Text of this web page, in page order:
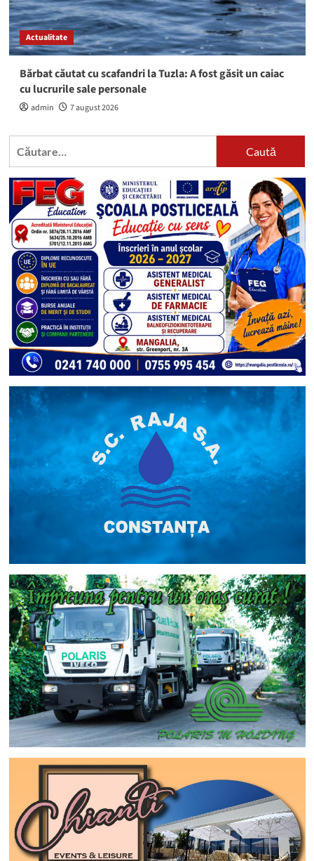
Actualitate
Bărbat căutat cu scafandri la Tuzla: A fost găsit un caiac
cu lucrurile sale personale
admin 7 august 2026
Caută